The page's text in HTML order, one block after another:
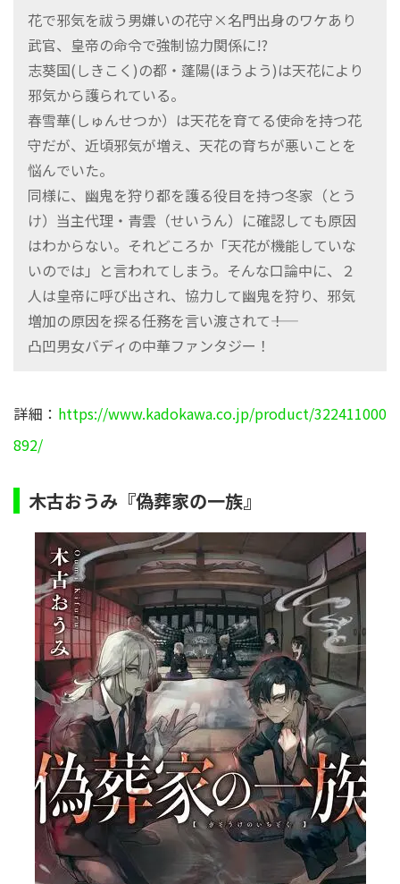
花で邪気を祓う男嫌いの花守×名門出身のワケあり
武官、皇帝の命令で強制協力関係に!?
志葵国(しきこく)の都・蓬陽(ほうよう)は天花により
邪気から護られている。
春雪華(しゅんせつか）は天花を育てる使命を持つ花
守だが、近頃邪気が増え、天花の育ちが悪いことを
悩んでいた。
同様に、幽鬼を狩り都を護る役目を持つ冬家（とう
け）当主代理・青雲（せいうん）に確認しても原因
はわからない。それどころか「天花が機能していな
いのでは」と言われてしまう。そんな口論中に、２
人は皇帝に呼び出され、協力して幽鬼を狩り、邪気
増加の原因を探る任務を言い渡されて――！
凸凹男女バディの中華ファンタジー！
詳細： https://www.kadokawa.co.jp/product/322411000
892/
木古おうみ『偽葬家の一族』